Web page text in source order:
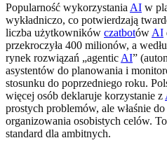
Popularność wykorzystania AI w
wykładniczo, co potwierdzają
liczba użytkowników czatbotów AI
przekroczyła 400 milionów, a
rynek rozwiązań „agentic AI”
asystentów do planowania i
stosunku do poprzedniego roku.
więcej osób deklaruje korzystanie z
prostych problemów, ale właśnie
organizowania osobistych celów.
standard dla ambitnych.